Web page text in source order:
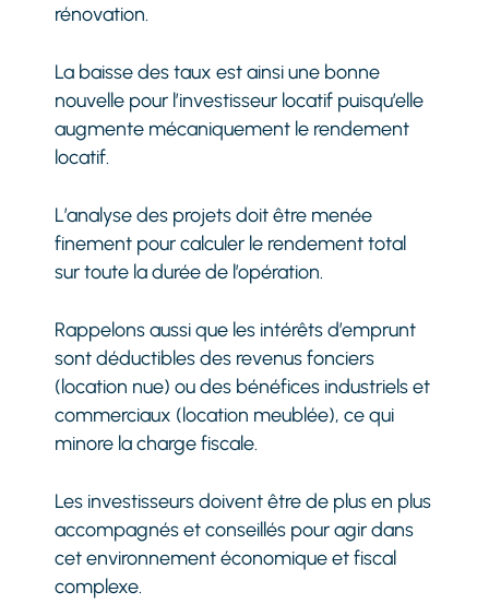
rénovation.
La baisse des taux est ainsi une bonne
nouvelle pour l’investisseur locatif puisqu’elle
augmente mécaniquement le rendement
locatif.
L’analyse des projets doit être menée
finement pour calculer le rendement total
sur toute la durée de l’opération.
Rappelons aussi que les intérêts d’emprunt
sont déductibles des revenus fonciers
(location nue) ou des bénéfices industriels et
commerciaux (location meublée), ce qui
minore la charge fiscale.
Les investisseurs doivent être de plus en plus
accompagnés et conseillés pour agir dans
cet environnement économique et fiscal
complexe.